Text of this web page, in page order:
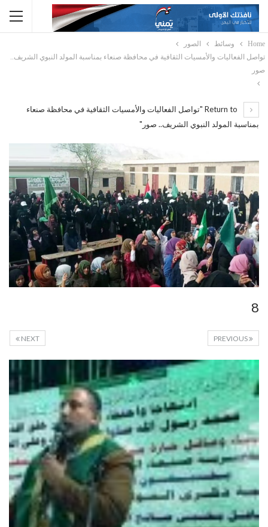
Home وسائط
الصور
تواصل الفعاليات والأمسيات الثقافية في محافظة صنعاء بمناسبة المولد النبوي الشريف..
صور
Return to "تواصل الفعاليات والأمسيات الثقافية في محافظة صنعاء
بمناسبة المولد النبوي الشريف.. صور"
8
NEXT